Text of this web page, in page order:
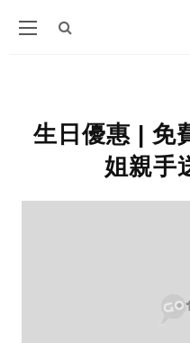
生日優惠 | 免
姐親手